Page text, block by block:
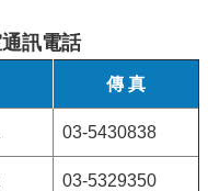
訊電話
傳 真
03-5430838
03-5329350